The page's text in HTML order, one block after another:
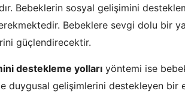
Bebeklerin sosyal gelişimini
Bebeklere sevgi dolu bir
güçlendirecektir.
destekleme yolları yöntemi ise
duygusal gelişimlerini destekleyen bir